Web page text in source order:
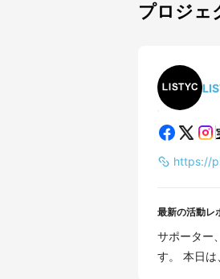
プロジェ
https://
最新の活動レ
サポーター、ご覧の皆さま いつも温かい
す。 本日